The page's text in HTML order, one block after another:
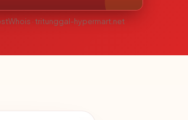
· tritunggal-hypermart.net